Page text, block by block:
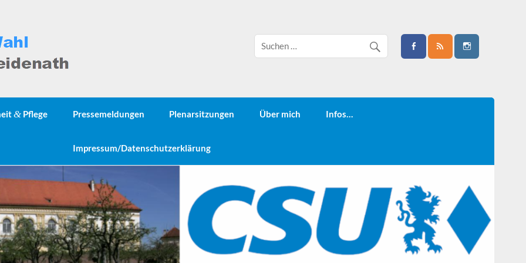
& Pflege Pressemeldungen Plenarsitzungen Über mich Infos…
Impressum/Datenschutzerklärung